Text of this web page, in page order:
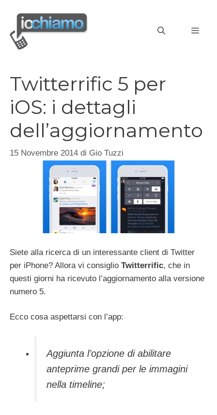
contenuto
Twitterrific 5 per
iOS: i dettagli
dell’aggiornamento
15 Novembre 2014 di Gio Tuzzi
Siete alla ricerca di un interessante client di Twitter
per iPhone? Allora vi consiglio Twitterrific, che in
questi giorni ha ricevuto l’aggiornamento alla versione
numero 5.
Ecco cosa aspettarsi con l’app:
Aggiunta l’opzione di abilitare
anteprime grandi per le immagini
nella timeline;